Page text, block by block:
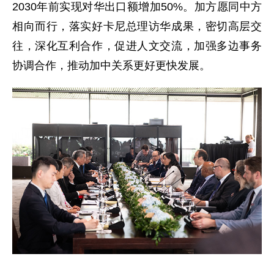
2030年前实现对华出口额增加50%。加方愿同中方
相向而行，落实好卡尼总理访华成果，密切高层交
往，深化互利合作，促进人文交流，加强多边事务
协调合作，推动加中关系更好更快发展。